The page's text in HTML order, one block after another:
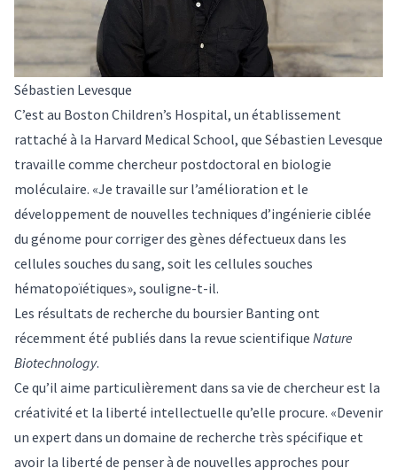
Sébastien Levesque
C’est au Boston Children’s Hospital, un établissement
rattaché à la Harvard Medical School, que Sébastien Levesque
travaille comme chercheur postdoctoral en biologie
moléculaire. «Je travaille sur l’amélioration et le
développement de nouvelles techniques d’ingénierie ciblée
du génome pour corriger des gènes défectueux dans les
cellules souches du sang, soit les cellules souches
hématopoïétiques», souligne-t-il.
Les résultats de recherche du boursier Banting ont
récemment été publiés dans la revue scientifique Nature
Biotechnology.
Ce qu’il aime particulièrement dans sa vie de chercheur est la
créativité et la liberté intellectuelle qu’elle procure. «Devenir
un expert dans un domaine de recherche très spécifique et
avoir la liberté de penser à de nouvelles approches pour